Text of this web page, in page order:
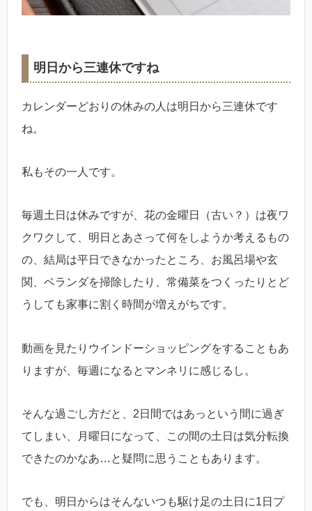
明日から三連休ですね
カレンダーどおりの休みの人は明日から三連休です
ね。
私もその一人です。
毎週土日は休みですが、花の金曜日（古い？）は夜ワ
クワクして、明日とあさって何をしようか考えるもの
の、結局は平日できなかったところ、お風呂場や玄
関、ベランダを掃除したり、常備菜をつくったりとど
うしても家事に割く時間が増えがちです。
動画を見たりウインドーショッピングをすることもあ
りますが、毎週になるとマンネリに感じるし。
そんな過ごし方だと、2日間ではあっという間に過ぎ
てしまい、月曜日になって、この間の土日は気分転換
できたのかなあ…と疑問に思うこともあります。
でも、明日からはそんないつも駆け足の土日に1日プ